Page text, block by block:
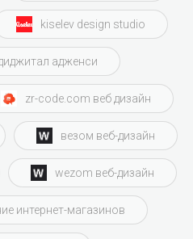
kiselev design studio
адженси
zr-code.com веб дизайн
везом веб-дизайн
wezom веб-дизайн
интернет-магазинов